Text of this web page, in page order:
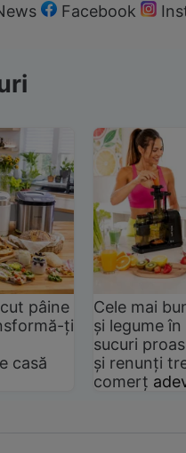
Facebook
pâine
ți
casă
Cele mai
și legume
sucuri
și renunți
comerț